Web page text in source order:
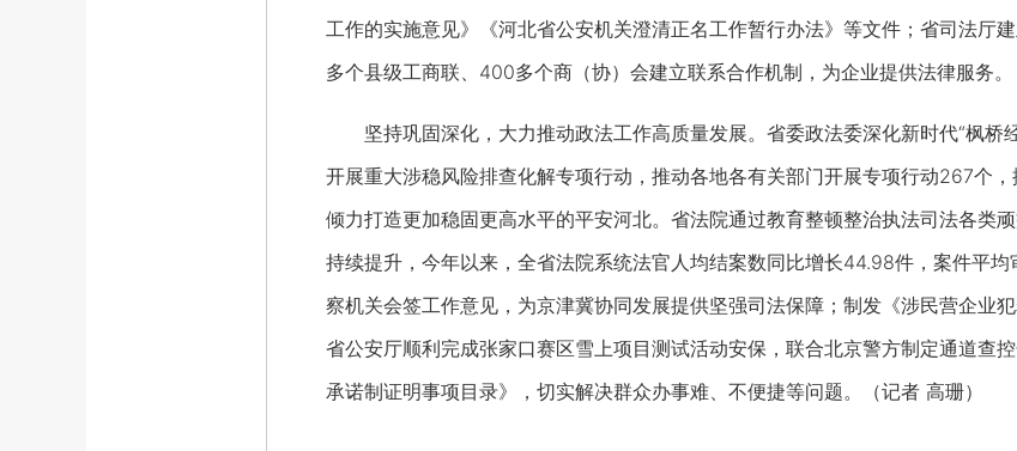
工作的实施意见》《河北省公安机关澄清正名工作暂行办法》等文件；省司法厅
多个县级工商联、400多个商（协）会建立联系合作机制，为企业提供法律服务。
坚持巩固深化，大力推动政法工作高质量发展。省委政法委深化新时代“枫桥
开展重大涉稳风险排查化解专项行动，推动各地各有关部门开展专项行动267个
倾力打造更加稳固更高水平的平安河北。省法院通过教育整顿整治执法司法各类
持续提升，今年以来，全省法院系统法官人均结案数同比增长44.98件，案件平
察机关会签工作意见，为京津冀协同发展提供坚强司法保障；制发《涉民营企业
省公安厅顺利完成张家口赛区雪上项目测试活动安保，联合北京警方制定通道查
承诺制证明事项目录》，切实解决群众办事难、不便捷等问题。（记者 高珊）